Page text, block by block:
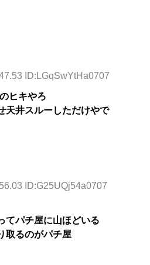
ID:LGqSwYtHa0707
ヒキやろ
天井スルーしただけやで
ID:G25UQj54a0707
てパチ屋に山ほどいる
取るのがパチ屋